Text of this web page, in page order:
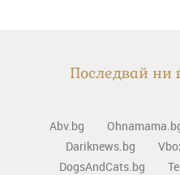
Последвай ни
Abv.bg
Dariknews.bg
DogsAndCats.bg